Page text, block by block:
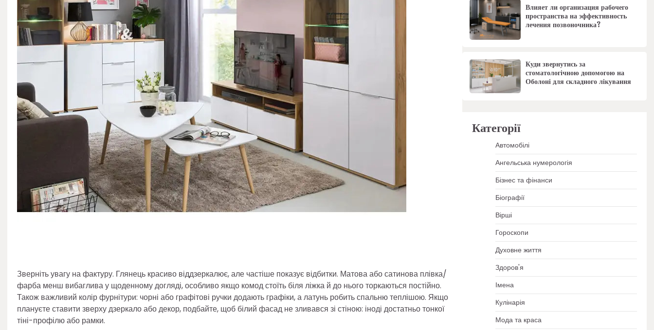
Зверніть увагу на фактуру. Глянець красиво віддзеркалює, але частіше показує відбитки. Матова або сатинова плівка/
фарба менш вибаглива у щоденному догляді, особливо якщо комод стоїть біля ліжка й до нього торкаються постійно.
Також важливий колір фурнітури: чорні або графітові ручки додають графіки, а латунь робить спальню теплішою. Якщо
плануєте ставити зверху дзеркало або декор, подбайте, щоб білий фасад не зливався зі стіною: іноді достатньо тонкої
тіні-профілю або рамки.
Влияет ли организация рабочего
пространства на эффективность
лечения позвоночника?
Куди звернутись за
стоматологічною допомогою на
Оболоні для складного лікування
Категорії
Автомобілі
Ангельська нумерологія
Бізнес та фінанси
Біографії
Вірші
Гороскопи
Духовне життя
Здоров'я
Імена
Кулінарія
Мода та краса